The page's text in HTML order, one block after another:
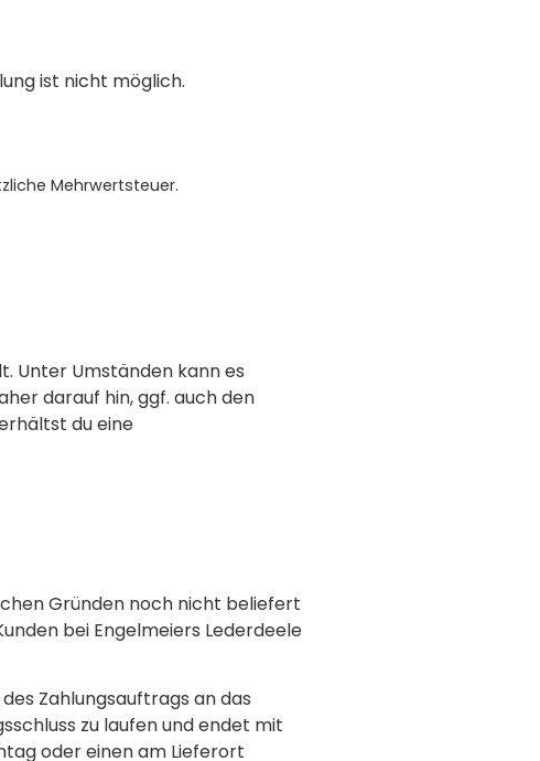
ist nicht möglich.
Mehrwertsteuer.
Unter Umständen kann es
darauf hin, ggf. auch den
du eine
Gründen noch nicht beliefert
bei Engelmeiers Lederdeele
Zahlungsauftrags an das
zu laufen und endet mit
oder einen am Lieferort